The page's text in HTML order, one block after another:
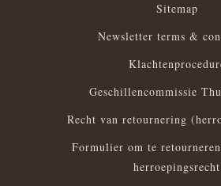
Sitemap
Newsletter terms &
Geschillencommissie
Recht van retournering
Formulier om te
herroepingsrecht